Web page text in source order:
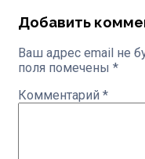
Добавить
Ваш адрес email не
поля помечены *
Комментарий *